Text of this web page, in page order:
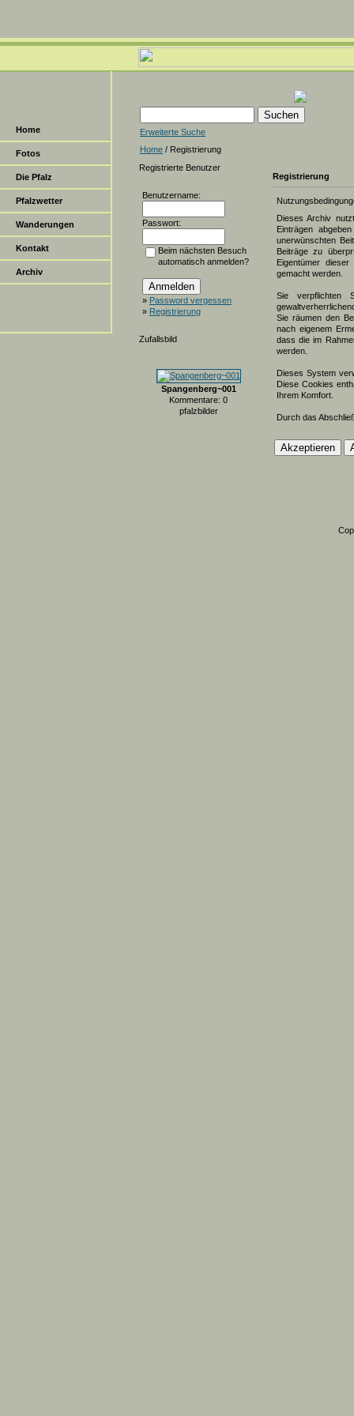
Home
Fotos
Die Pfalz
Pfalzwetter
Wanderungen
Kontakt
Archiv
Erweiterte Suche
Home / Registrierung
Registrierte Benutzer
Benutzername:
Passwort:
Beim nächsten Besuch
automatisch anmelden?
» Password vergessen
» Registrierung
Zufallsbild
Spangenberg~001
Kommentare: 0
pfalzbilder
Registrierung
Dieses Archiv
Einträgen
unerwünschten
Beiträge zu
Eigentümer
gemacht werden.
Sie verpflichten
Sie räumen den
nach eigenem
dass die im
werden.
Dieses System
Diese Cookies
Ihrem Komfort.
Durch das